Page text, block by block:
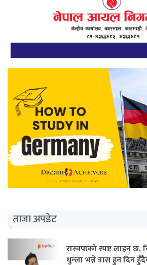
ताजा अपडेट
रास्वपाको स्पष्ट लाइन छ,
थुन्ला भन्ने त्रास हुन दिन